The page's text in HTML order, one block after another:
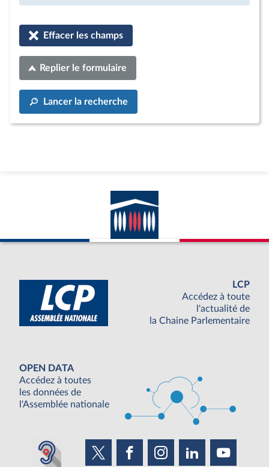
Effacer les champs
Replier le formulaire
Lancer la recherche
LCP
Accédez à toute
l'actualité de
la Chaine Parlementaire
OPEN DATA
Accédez à toutes
les données de
l'Assemblée nationale